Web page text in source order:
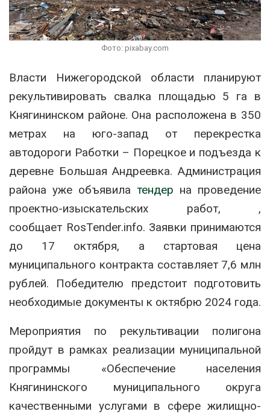
Фото: pixabay.com
Власти Нижегородской области планируют
рекультивировать свалка площадью 5 га в
Княгининском районе. Она расположена в 350
метрах на юго-запад от перекрестка
автодороги Работки – Порецкое и подъезда к
деревне Большая Андреевка. Администрация
района уже объявила тендер на проведение
проектно-изыскательских работ, ,
сообщает RosTender.info. Заявки принимаются
до 17 октября, а стартовая цена
муниципального контракта составляет 7,6 млн
рублей. Победителю предстоит подготовить
необходимые документы к октябрю 2024 года.
Мероприятия по рекультивации полигона
пройдут в рамках реализации муниципальной
программы «Обеспечение населения
Княгининского муниципального округа
качественными услугами в сфере жилищно-